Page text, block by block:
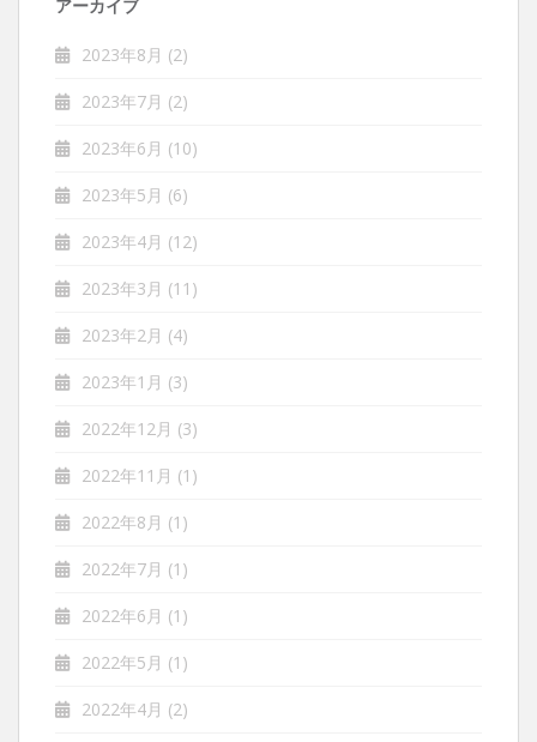
アーカイブ
2023年8月 (2)
2023年7月 (2)
2023年6月 (10)
2023年5月 (6)
2023年4月 (12)
2023年3月 (11)
2023年2月 (4)
2023年1月 (3)
2022年12月 (3)
2022年11月 (1)
2022年8月 (1)
2022年7月 (1)
2022年6月 (1)
2022年5月 (1)
2022年4月 (2)